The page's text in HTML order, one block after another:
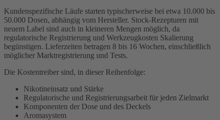
Kundenspezifische Läufe starten typischerweise bei etwa 10.000 bis
50.000 Dosen, abhängig vom Hersteller. Stock-Rezepturen mit
neuem Label sind auch in kleineren Mengen möglich, da
regulatorische Registrierung und Werkzeugkosten Skalierung
begünstigen. Lieferzeiten betragen 8 bis 16 Wochen, einschließlich
möglicher Marktregistrierung und Tests.
Die Kostentreiber sind, in dieser Reihenfolge:
Nikotineinsatz und Stärke
Regulatorische und Registrierungsarbeit für jeden Zielmarkt
Komponenten der Dose und des Deckels
Aromasystem